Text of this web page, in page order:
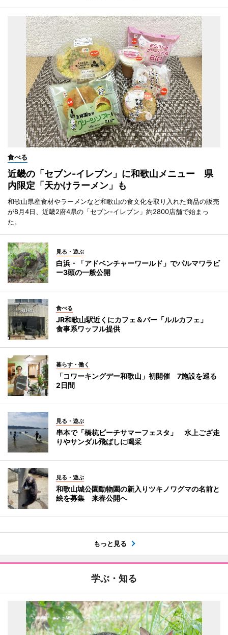
食べる
近畿の「セブン-イレブン」に和歌山メニュー 県
内限定「天かけラーメン」も
和歌山県産食材やラーメンなど和歌山の食文化を取り入れた商品の販売
が8月4日、近畿2府4県の「セブン-イレブン」約2800店舗で始まっ
た。
見る・遊ぶ
白浜・「アドベンチャーワールド」でパルマワラビ
ー3頭の一般公開
食べる
JR和歌山駅近くにカフェ＆バー「ルルカフェ」
食事系ワッフル提供
暮らす・働く
「コワーキングデー和歌山」初開催 7施設を巡る
2日間
見る・遊ぶ
串本で「橋杭ビーチサマーフェスタ」 水上ござ走
りやサンダル飛ばしに喝采
見る・遊ぶ
和歌山城公園動物園の新入りツキノワグマの名前と
絵を募集 来春公開へ
もっと見る
学ぶ・知る